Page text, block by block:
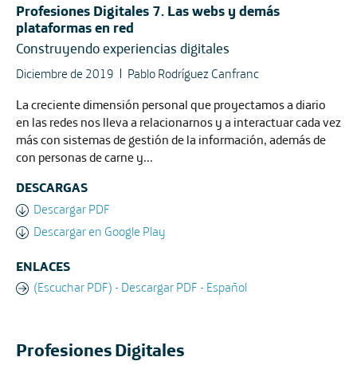
Profesiones Digitales 7. Las webs y demás
plataformas en red
Construyendo experiencias digitales
Diciembre de 2019
Pablo Rodríguez Canfranc
La creciente dimensión personal que proyectamos a diario
en las redes nos lleva a relacionarnos y a interactuar cada vez
más con sistemas de gestión de la información, además de
con personas de carne y...
DESCARGAS
Descargar PDF
Descargar en Google Play
ENLACES
(Escuchar PDF) - Descargar PDF - Español
Profesiones Digitales